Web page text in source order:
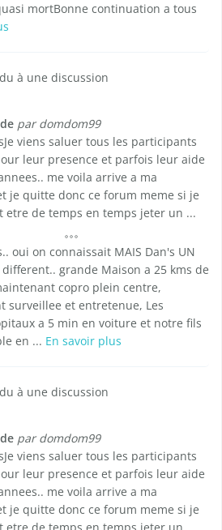
mortBonne continuation a tous
à une discussion
par domdom99
viens saluer tous les participants
leur presence et parfois leur aide
me voila arrive a ma
je quitte donc ce forum meme si je
etre de temps en temps jeter un ...
oui on connaissait MAIS Dan's UN
grande Maison a 25 kms de
copro plein centre,
surveillee et entretenue, Les
a 5 min en voiture et notre fils
en ... En savoir plus
à une discussion
par domdom99
viens saluer tous les participants
leur presence et parfois leur aide
me voila arrive a ma
je quitte donc ce forum meme si je